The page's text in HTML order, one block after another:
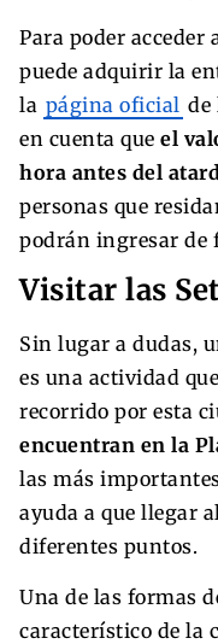
Para poder acceder
puede adquirir la
la página oficial de
en cuenta que el
hora antes del
personas que
podrán ingresar de
Visitar las
Sin lugar a dudas,
es una actividad
recorrido por esta
encuentran en la
las más
ayuda a que llegar
diferentes puntos.
Una de las formas
característico de la